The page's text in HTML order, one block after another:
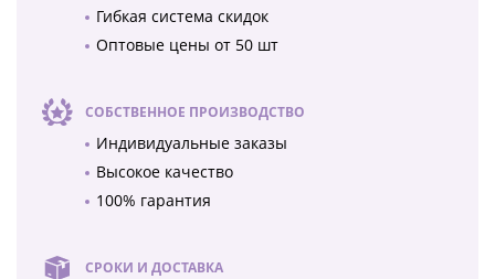
Гибкая система скидок
Оптовые цены от 50 шт
СОБСТВЕННОЕ ПРОИЗВОДСТВО
Индивидуальные заказы
Высокое качество
100% гарантия
СРОКИ И ДОСТАВКА